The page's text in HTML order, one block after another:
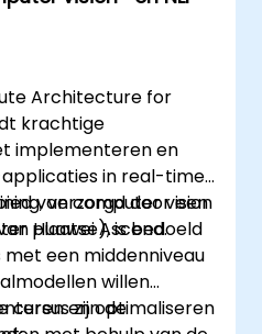
Architecture for
krachtige
implementeren en
in real-time,
van computer vision
Huawei Ascend.
verzorgd door een
plaatse), is bedoeld
een middenniveau
willen
en optimaliseren
cursus zijn de